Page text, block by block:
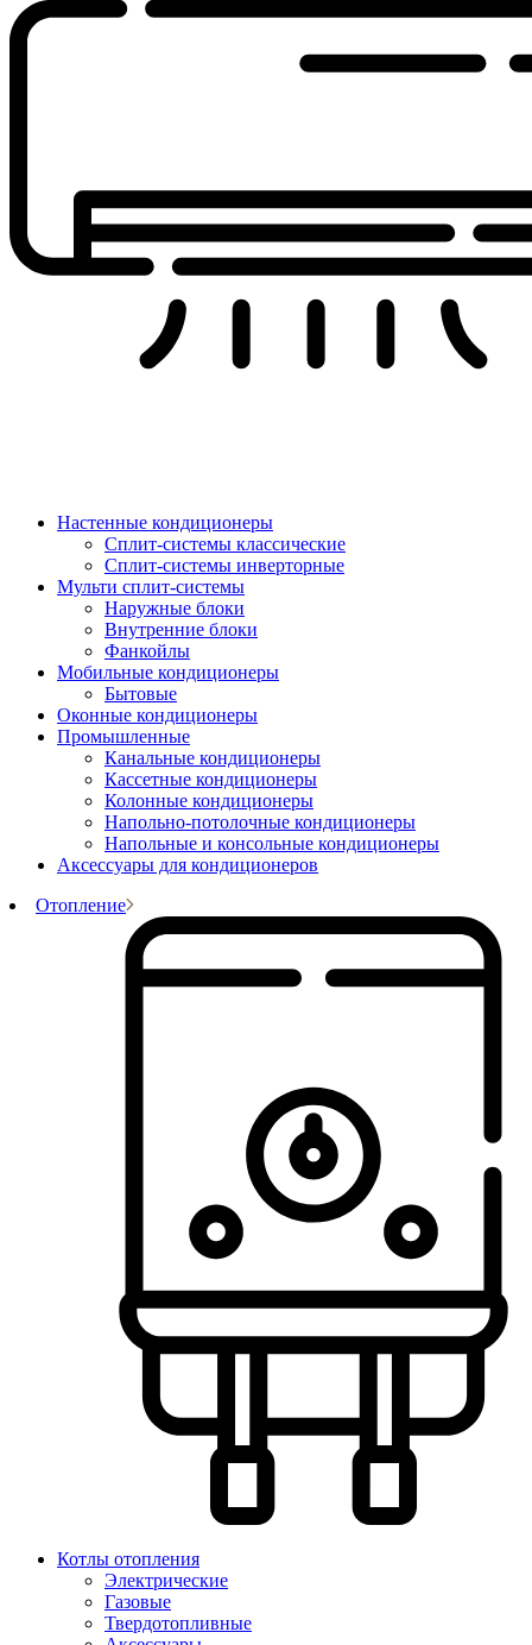
Настенные кондиционеры
Сплит-системы классические
Сплит-системы инверторные
Мульти сплит-системы
Наружные блоки
Внутренние блоки
Фанкойлы
Мобильные кондиционеры
Бытовые
Оконные кондиционеры
Промышленные
Канальные кондиционеры
Кассетные кондиционеры
Колонные кондиционеры
Напольно-потолочные кондиционеры
Напольные и консольные кондиционеры
Аксессуары для кондиционеров
Отопление
Котлы отопления
Электрические
Газовые
Твердотопливные